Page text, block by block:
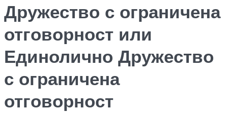
Дружество с ограничена
отговорност или
Единолично Дружество
с ограничена
отговорност